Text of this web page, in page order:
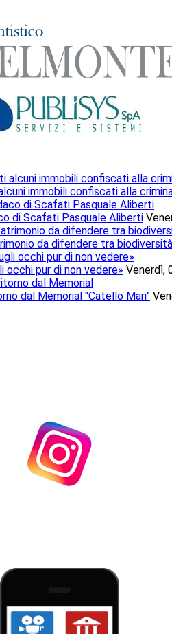
immobili confiscati alla
di Scafati Pasquale Aliberti
da difendere tra
occhi pur di non vedere» Venerdì,
dal Memorial "Catello Mari"